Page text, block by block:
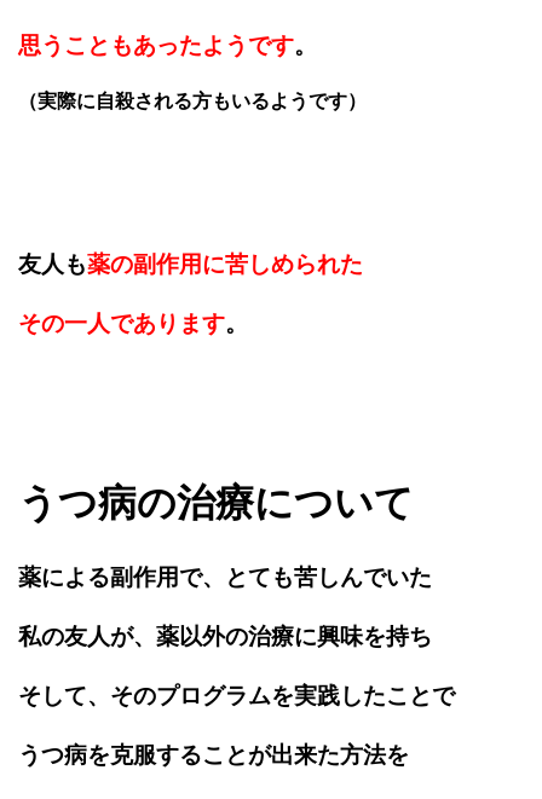
思うこともあったようです。
（実際に自殺される方もいるようです）
友人も薬の副作用に苦しめられた
その一人であります。
うつ病の治療について
薬による副作用で、とても苦しんでいた
私の友人が、薬以外の治療に興味を持ち
そして、そのプログラムを実践したことで
うつ病を克服することが出来た方法を